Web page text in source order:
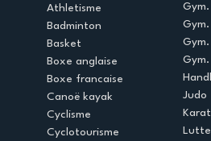
Athletisme
Badminton
Basket
Boxe anglaise
Boxe francaise
Canoë kayak
Cyclisme
Cyclotourisme
Judo
Lutte